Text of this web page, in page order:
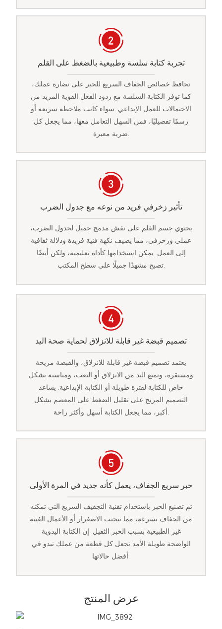
تجربة كتابة سلسة وطبيعية بالضغط على القلم
تحافظ خصائص الجفاف السريع للحبر على نضارة عملك،
كما توفر الكتابة السلسة مع ردود الفعل القوية المزيد من
الاحتمالات للعمل الإبداعي. سواء كانت ملاحظة سريعة أو
رسمًا تفصيليًا، فمن السهل التعامل معها، مما يجعل كل
ضربة معبرة.
تأثير زخرفي فريد من نوعه مع جدول الضرب
يحتوي جسم القلم على نقش مدمج جميل لجدول الضرب،
عملي وزخرفي، مما يضيف نكهة فنية فريدة ودلالة ثقافية
إلى العمل. يمكن استخدامها كأداة تعليمية، ولكن أيضًا
تصبح مشهدًا جميلًا على سطح المكتب.
تصميم قبضة غير قابلة للانزلاق لحماية صحة اليد
يعتمد تصميم قبضة غير قابلة للانزلاق، والقبضة مريحة
ومستقرة، وتمنع اليد من الانزلاق أو التعب، ومناسبة بشكل
خاص للكتابة لفترة طويلة أو الكتابة الإبداعية. يساعد
التصميم المريح على تقليل الضغط على المعصم بشكل
حبر سريع الجفاف، يعمل كأنه جديد في المرة الأولى
تم تصنيع الحبر باستخدام تقنية التجفيف السريع التي تمكنه
من الجفاف بسرعة، مما يتجنب الاصفرار أو الأعمال الفنية
غير الطبيعية بسبب الحبر الثقيل. إن الكتابة اليدوية
الواضحة طويلة الأمد تجعل كل قطعة من عملك تبدو في
أفضل حالاتها.
عرض المنتج